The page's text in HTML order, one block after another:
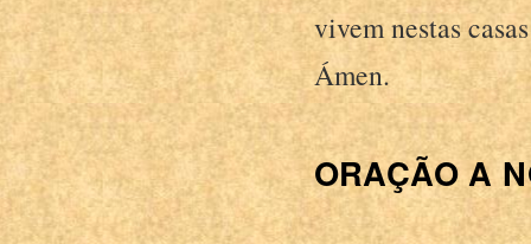
vivem nestas
Ámen.
ORAÇÃO A